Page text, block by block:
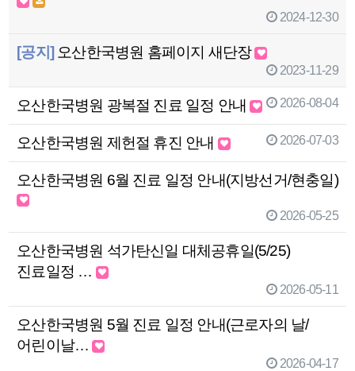
2024-12-30
[공지] 오산한국병원 홈페이지 새단장
2023-11-29
오산한국병원 광복절 진료 일정 안내 2026-08-04
오산한국병원 제헌절 휴진 안내 2026-07-03
오산한국병원 6월 진료 일정 안내(지방선거/현충일)
2026-05-25
오산한국병원 석가탄신일 대체공휴일(5/25)
진료일정 …
2026-05-11
오산한국병원 5월 진료 일정 안내(근로자의 날/
어린이날…
2026-04-17